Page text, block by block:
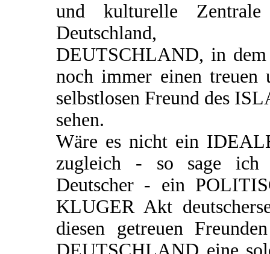
und kulturelle
Deutschland,
DEUTSCHLAND, in dem
noch immer einen treuen
selbstlosen Freund des
sehen.
Wäre es nicht ein
zugleich - so sage ich
Deutscher - ein
KLUGER Akt
diesen getreuen